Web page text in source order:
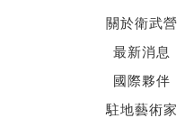
關於衛武營
最新消息
國際夥伴
駐地藝術家